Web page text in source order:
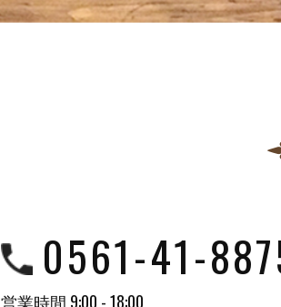
0561-41-
営業時間 9:00 - 18:00